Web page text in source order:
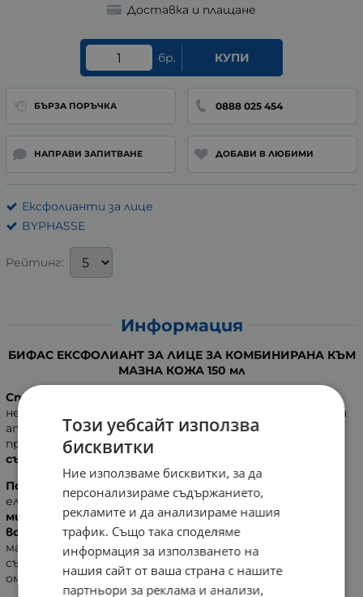
Доставка и плащане
бр. КУПИ
БЪРЗА ПОРЪЧКА 0888 025 454
НАПРАВИ ЗАПИТВАНЕ ДОБАВИ В ЛЮБИМИ
Ексфолианти за лице
BYPHASSE
Рейтинг:
Информация
БИФАС ЕКСФОЛИАНТ ЗА ЛИЦЕ ЗА КОМБИНИРАНА КЪМ
МАЗНА КОЖА 150 мл
Специалната линия „HOME SPA EXPERIENCE”
създава
неповторими моменти на удоволствие в приятната
атмосфера на дома. Продуктите съчетават
предимствата натермалната вода
съставки
Почистващият ексфолиант BYPHASSE
елиминира примесите. Съдържаестествени
микрочастици от вулканични камъни, жожоба и
восък от канделила. Подходящ е за комбинирана към
мазна кожа. Формулата е обогатена с активна
съставка, която помага за намаляване на излишното
омазняване, почиства и матира.
Този уебсайт използва
бисквитки
Ние използваме бисквитки, за да
персонализираме съдържанието,
рекламите и да анализираме нашия
трафик. Също така споделяме
информация за използването на
нашия сайт от ваша страна с нашите
партньори за реклама и анализи,